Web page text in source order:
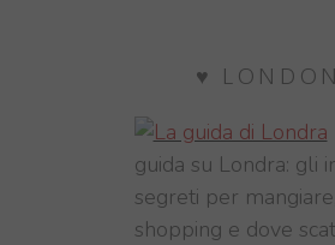
♥ LONDON
guida su Londra: gli
segreti per
shopping e dove